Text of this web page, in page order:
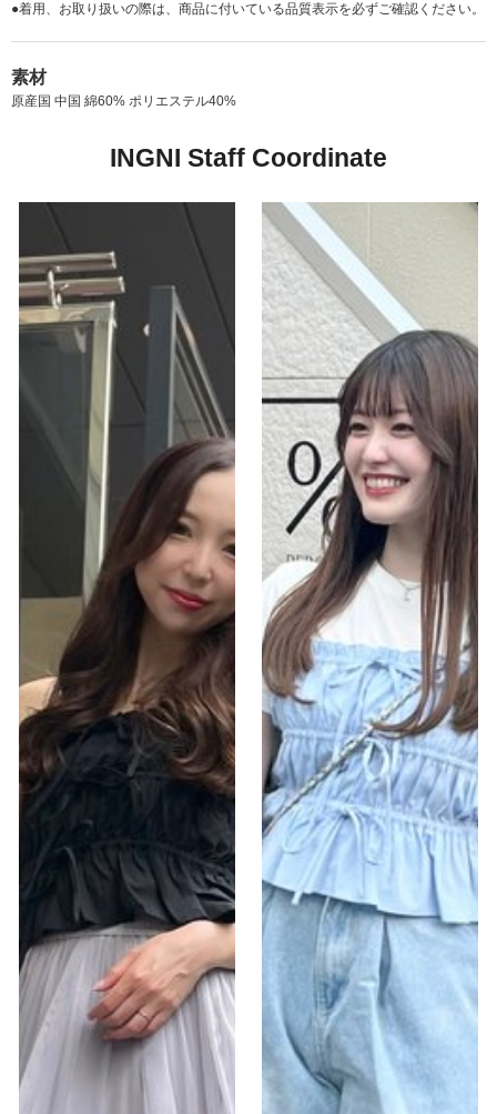
●着用、お取り扱いの際は、商品に付いている品質表示を必ずご確認ください。
素材
原産国 中国 綿60% ポリエステル40%
INGNI Staff Coordinate